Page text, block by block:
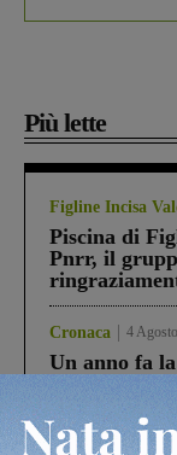
Più lette
Figline Incisa
Piscina di
Pnrr, il
Cronaca 4
Un anno fa
processo, lo